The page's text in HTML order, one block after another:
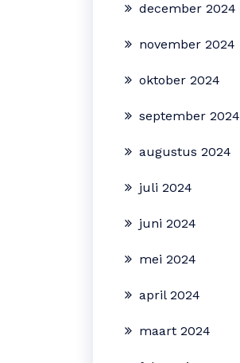
december 2024
november 2024
oktober 2024
september 2024
augustus 2024
juli 2024
juni 2024
mei 2024
april 2024
maart 2024